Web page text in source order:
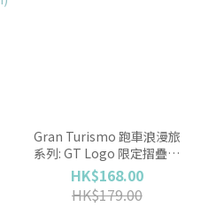
Gran Turismo 跑車浪漫旅
系列: GT Logo 限定摺疊雨
傘
HK$168.00
HK$179.00